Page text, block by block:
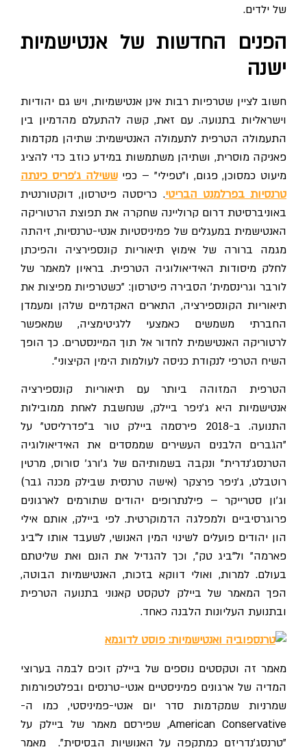
של ילדים.
הפנים החדשות של אנטישמיות
ישנה
חשוב לציין שטרפיות רבות אינן אנטישמיות, ויש גם יהודיות
וישראליות בתנועה. עם זאת, קשה להתעלם מהדמיון בין
התעמולה הטרפית לתעמולה האנטישמית: שתיהן מקדמות
פאניקה מוסרית, ושתיהן משתמשות במידע כוזב כדי להציג
מיעוט כמסוכן, פגום, ו"טפילי" – כפי ששילה ג'פריס כינתה
טרנסיות בפרלמנט הבריטי. כריסטה פיטרסון, דוקטורנטית
באוניברסיטת דרום קרוליינה שחקרה את תפוצת הרטוריקה
האנטישמית במעגלים של פמיניסטיות אנטי-טרנסיות, זיהתה
מגמה ברורה של אימוץ תיאוריות קונספירציה והפיכתן
לחלק מיסודות האידיאולוגיה הטרפית. בראיון למאמר של
לורבר וגרינסמית' הסבירה פיטרסון: "כשטרפיות מפיצות את
תיאוריות הקונספירציה, התארים האקדמיים שלהן ומעמדן
החברתי משמשים כאמצעי ללגיטימציה, שמאפשר
לרטוריקה האנטישמית לחדור אל תוך המיינסטרים. כך הופך
השיח הטרפי לנקודת כניסה לעולמות הימין הקיצוני".
הטרפית המזוהה ביותר עם תיאוריות קונספירציה
אנטישמיות היא ג'ניפר ביילק, שנחשבת לאחת ממובילות
התנועה. ב-2018 פירסמה ביילק טור ב"פדרליסט" על
"הגברים הלבנים העשירים שממסדים את האידיאולוגיה
הטרנסג'נדרית" ונקבה בשמותיהם של ג'ורג' סורוס, מרטין
רוטבלט, ג'ניפר פרצקר (אישה טרנסית שבילק מכנה גבר)
וג'ון סטרייקר – פילנתרופים יהודים שתורמים לארגונים
פרוגרסיביים ולמפלגה הדמוקרטית. לפי ביילק, אותם אילי
הון יהודים פועלים לשינוי המין האנושי, לשעבד אותו ל"ביג
פארמה" ול"ביג טק", וכך להגדיל את הונם ואת שליטתם
בעולם. למרות, ואולי דווקא בזכות, האנטישמיות הבוטה,
הפך המאמר של ביילק לטקסט קאנוני בתנועה הטרפית
ובתנועת העליונות הלבנה כאחד.
מאמר זה וטקסטים נוספים של ביילק זוכים לבמה בערוצי
המדיה של ארגונים פמיניסטיים אנטי-טרנסים ובפלטפורמות
שמרניות שמקדמות סדר יום אנטי-פמיניסטי, כמו ה-
American Conservative, שפירסם מאמר של ביילק על
"טרנסג'נדריזם כמתקפה על האנושיות הבסיסית". מאמר